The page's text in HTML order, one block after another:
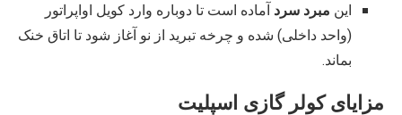
این مبرد سرد آماده است تا دوباره وارد کویل اواپراتور
(واحد داخلی) شده و چرخه تبرید از نو آغاز شود تا اتاق خنک
بماند.
مزایای کولر گازی اسپلیت